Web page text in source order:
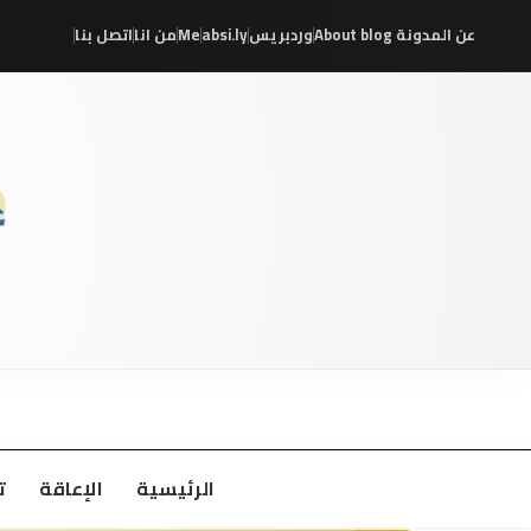
عن المدونة About blog /وردبريس/
absi.ly
/
Me
/من انا/اتصل بنا/
الرئيسية الإعاقة